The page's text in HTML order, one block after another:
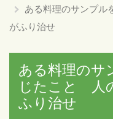
ある料理のサンプ
がふり治せ
ある料理のサ
じたこと 人
ふり治せ